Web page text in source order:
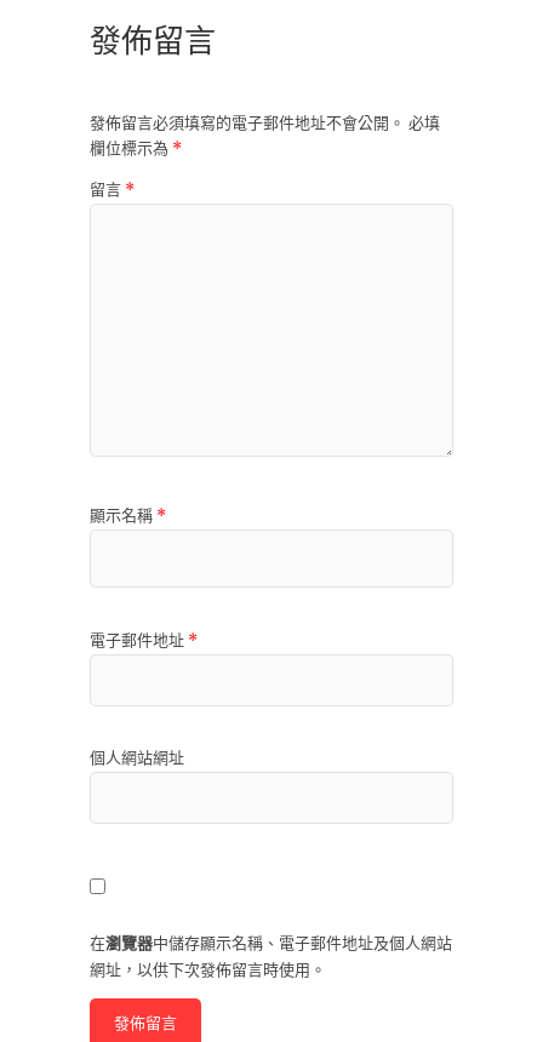
發佈留言
發佈留言必須填寫的電子郵件地址不會公開。 必填
欄位標示為 *
留言 *
顯示名稱 *
電子郵件地址 *
個人網站網址
在瀏覽器中儲存顯示名稱、電子郵件地址及個人網站
網址，以供下次發佈留言時使用。